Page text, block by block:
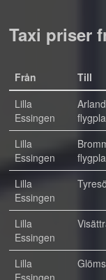
Taxi priser
Från Till
Lilla
Essingen
Lilla
Essingen
Lilla
Essingen
Tyresö
Lilla
Essingen
Lilla
Essingen